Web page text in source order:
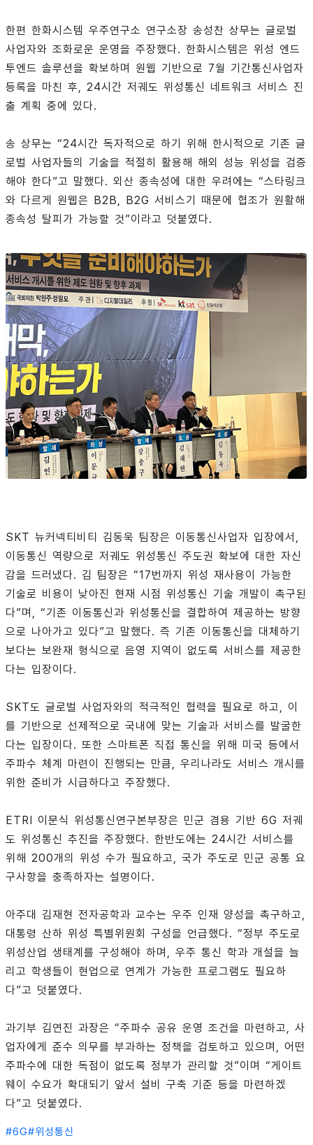
한편 한화시스템 우주연구소 연구소장 송성찬 상무는 글로벌
사업자와 조화로운 운영을 주장했다. 한화시스템은 위성 엔드
투엔드 솔루션을 확보하며 원웹 기반으로 7월 기간통신사업자
등록을 마친 후, 24시간 저궤도 위성통신 네트워크 서비스 진
출 계획 중에 있다.
송 상무는 “24시간 독자적으로 하기 위해 한시적으로 기존 글
로벌 사업자들의 기술을 적절히 활용해 해외 성능 위성을 검증
해야 한다”고 말했다. 외산 종속성에 대한 우려에는 “스타링크
와 다르게 원웹은 B2B, B2G 서비스기 때문에 협조가 원활해
종속성 탈피가 가능할 것”이라고 덧붙였다.
SKT 뉴커넥티비티 김동욱 팀장은 이동통신사업자 입장에서,
이동통신 역량으로 저궤도 위성통신 주도권 확보에 대한 자신
감을 드러냈다. 김 팀장은 “17번까지 위성 재사용이 가능한
기술로 비용이 낮아진 현재 시점 위성통신 기술 개발이 촉구된
다”며, “기존 이동통신과 위성통신을 결합하여 제공하는 방향
으로 나아가고 있다”고 말했다. 즉 기존 이동통신을 대체하기
보다는 보완재 형식으로 음영 지역이 없도록 서비스를 제공한
다는 입장이다.
SKT도 글로벌 사업자와의 적극적인 협력을 필요로 하고, 이
를 기반으로 선제적으로 국내에 맞는 기술과 서비스를 발굴한
다는 입장이다. 또한 스마트폰 직접 통신을 위해 미국 등에서
주파수 체계 마련이 진행되는 만큼, 우리나라도 서비스 개시를
위한 준비가 시급하다고 주장했다.
ETRI 이문식 위성통신연구본부장은 민군 겸용 기반 6G 저궤
도 위성통신 추진을 주장했다. 한반도에는 24시간 서비스를
위해 200개의 위성 수가 필요하고, 국가 주도로 민군 공통 요
구사항을 충족하자는 설명이다.
아주대 김재현 전자공학과 교수는 우주 인재 양성을 촉구하고,
대통령 산하 위성 특별위원회 구성을 언급했다. “정부 주도로
위성산업 생태계를 구성해야 하며, 우주 통신 학과 개설을 늘
리고 학생들이 현업으로 연계가 가능한 프로그램도 필요하
다”고 덧붙였다.
과기부 김연진 과장은 “주파수 공유 운영 조건을 마련하고, 사
업자에게 준수 의무를 부과하는 정책을 검토하고 있으며, 어떤
주파수에 대한 독점이 없도록 정부가 관리할 것”이며 “게이트
웨이 수요가 확대되기 앞서 설비 구축 기준 등을 마련하겠
다”고 덧붙였다.
#6G#위성통신